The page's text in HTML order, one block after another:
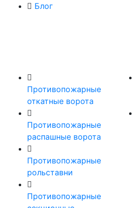
Блог
Противопожарные
откатные ворота
Противопожарные
распашные ворота
Противопожарные
рольставни
Противопожарные